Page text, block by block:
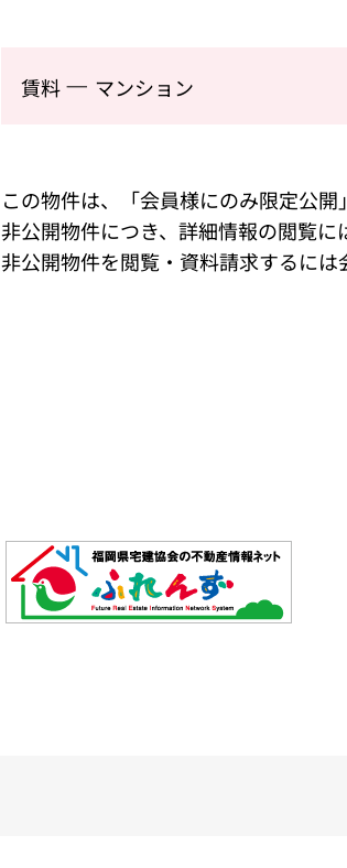
賃料— マンション
この物件は、「会員様にのみ限定公開
非公開物件につき、詳細情報の閲覧に
非公開物件を閲覧・資料請求するには